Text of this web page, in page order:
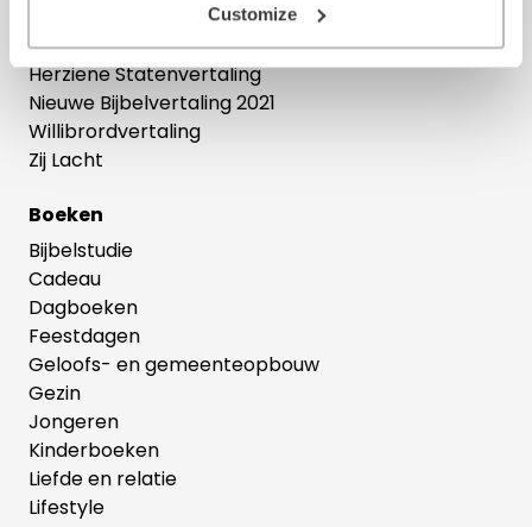
Customize
Het Boek
Herziene Statenvertaling
Nieuwe Bijbelvertaling 2021
Willibrordvertaling
Zij Lacht
Boeken
Bijbelstudie
Cadeau
Dagboeken
Feestdagen
Geloofs- en gemeenteopbouw
Gezin
Jongeren
Kinderboeken
Liefde en relatie
Lifestyle